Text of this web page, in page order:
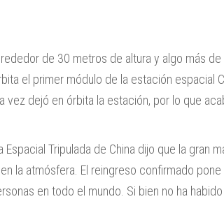
de 30 metros de altura y algo más
el primer módulo de la estación espacial
vez dejó en órbita la estación, por lo que
Espacial Tripulada de China dijo que la gran
la atmósfera. El reingreso confirmado
en todo el mundo. Si bien no ha